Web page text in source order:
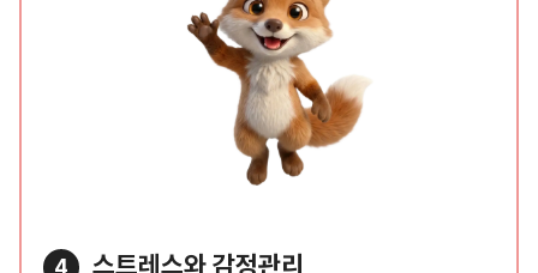
4 스트레스와 감정관리